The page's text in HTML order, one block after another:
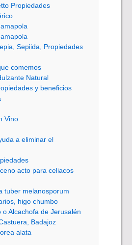
Propiedades
Sepiida, Propiedades
comemos
Natural
y beneficios
Vino
a eliminar el
acto para celiacos
tuber melanosporum
higo chumbo
o Alcachofa de Jerusalén
Badajoz
alata